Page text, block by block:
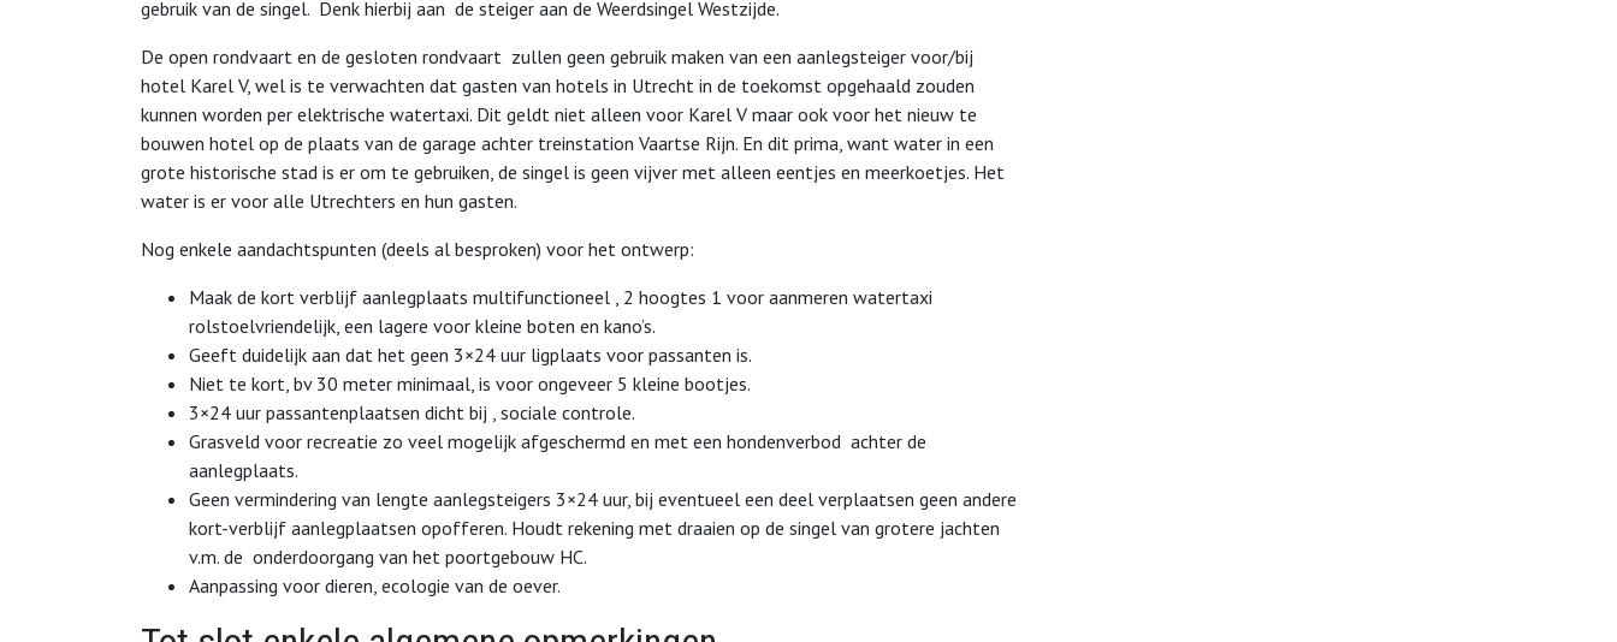
gebruik van de singel. Denk hierbij aan de steiger aan de Weerdsingel Westzijde.
De open rondvaart en de gesloten rondvaart zullen geen gebruik maken van een aanlegsteiger voor/bij
hotel Karel V, wel is te verwachten dat gasten van hotels in Utrecht in de toekomst opgehaald zouden
kunnen worden per elektrische watertaxi. Dit geldt niet alleen voor Karel V maar ook voor het nieuw te
bouwen hotel op de plaats van de garage achter treinstation Vaartse Rijn. En dit prima, want water in een
grote historische stad is er om te gebruiken, de singel is geen vijver met alleen eentjes en meerkoetjes. Het
water is er voor alle Utrechters en hun gasten.
Nog enkele aandachtspunten (deels al besproken) voor het ontwerp:
Maak de kort verblijf aanlegplaats multifunctioneel , 2 hoogtes 1 voor aanmeren watertaxi
rolstoelvriendelijk, een lagere voor kleine boten en kano’s.
Geeft duidelijk aan dat het geen 3×24 uur ligplaats voor passanten is.
Niet te kort, bv 30 meter minimaal, is voor ongeveer 5 kleine bootjes.
3×24 uur passantenplaatsen dicht bij , sociale controle.
Grasveld voor recreatie zo veel mogelijk afgeschermd en met een hondenverbod achter de
aanlegplaats.
Geen vermindering van lengte aanlegsteigers 3×24 uur, bij eventueel een deel verplaatsen geen andere
kort-verblijf aanlegplaatsen opofferen. Houdt rekening met draaien op de singel van grotere jachten
v.m. de onderdoorgang van het poortgebouw HC.
Aanpassing voor dieren, ecologie van de oever.